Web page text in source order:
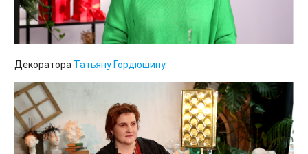
Декоратора Татьяну Гордюшину.